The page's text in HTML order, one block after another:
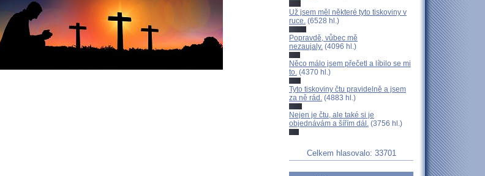
Už jsem měl některé tyto tiskoviny v
ruce. (6528 hl.)
Popravdě, vůbec mě
nezaujaly. (4096 hl.)
Něco málo jsem přečetl a líbilo se mi
to. (4370 hl.)
Tyto tiskoviny čtu pravidelně a jsem
za ně rád. (4883 hl.)
Nejen je čtu, ale také si je
objednávám a šířím dál. (3756 hl.)
Celkem hlasovalo: 33701